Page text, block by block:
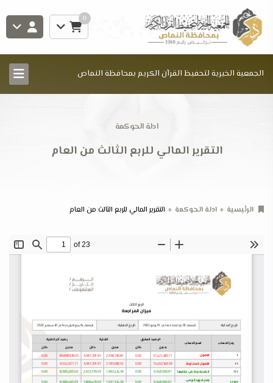
0
الجمعية الخيرية لتحفيظ القرآن الكريم بمحافظة النماص
ادلة الحوكمة
التقرير المالي للربع الثالث من العام
الرئيسية ادلة الحوكمة التقرير المالي للربع الثالث من العام